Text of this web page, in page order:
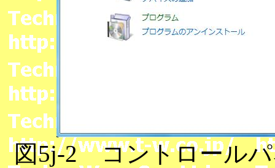
図5j-2 コントロールパ